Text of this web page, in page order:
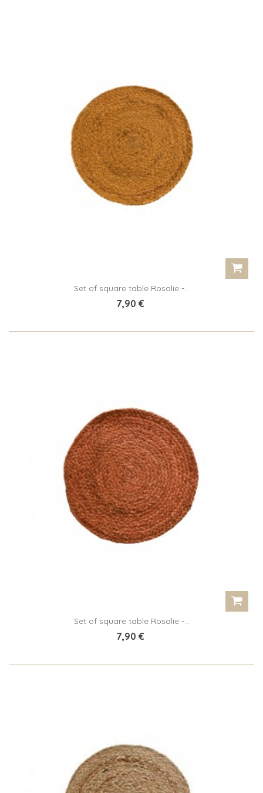
Set of square table Rosalie -...
7,90 €
Set of square table Rosalie -...
7,90 €